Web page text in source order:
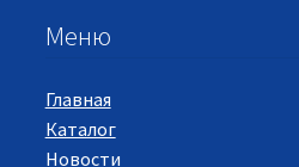
Меню
Главная
Каталог
Новости